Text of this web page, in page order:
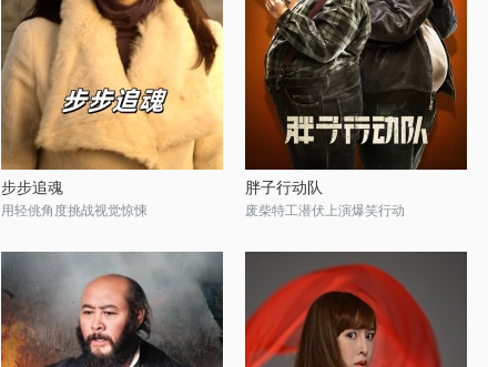
步步追魂
用轻佻角度挑战视觉惊悚
胖子行动队
废柴特工潜伏上演爆笑行动